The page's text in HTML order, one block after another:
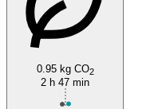
0.95 kg CO2
2 h 47 min